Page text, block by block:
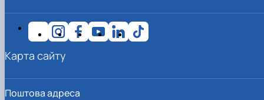
Поштова адреса
Карта сайту